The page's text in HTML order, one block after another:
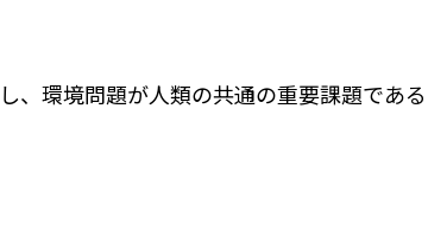
環境問題が人類の共通の重要課題である